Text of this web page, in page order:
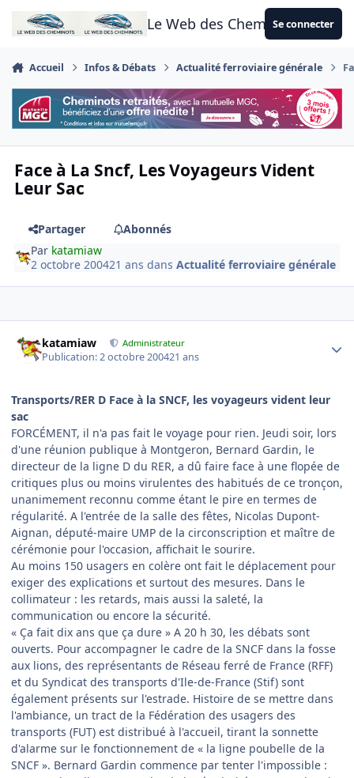
Aller au contenu
Le Web des CheminotsSe connecter
Accueil Infos & Débats Actualité ferroviaire générale
Face à La Sncf, Les Voyageurs Vident
Leur Sac
Partager
Abonnés
Par katamiaw
2 octobre 200421 ans dansActualité ferroviaire générale
katamiaw Administrateur
Publication:2 octobre 200421 ans
Transports/RER D Face à la SNCF, les voyageurs vident leur
sac
FORCÉMENT, il n'a pas fait le voyage pour rien. Jeudi soir, lors
d'une réunion publique à Montgeron, Bernard Gardin, le
directeur de la ligne D du RER, a dû faire face à une flopée de
critiques plus ou moins virulentes des habitués de ce tronçon,
unanimement reconnu comme étant le pire en termes de
régularité. A l'entrée de la salle des fêtes, Nicolas Dupont-
Aignan, député-maire UMP de la circonscription et maître de
cérémonie pour l'occasion, affichait le sourire.
Au moins 150 usagers en colère ont fait le déplacement pour
exiger des explications et surtout des mesures. Dans le
collimateur : les retards, mais aussi la saleté, la
communication ou encore la sécurité.
« Ça fait dix ans que ça dure » A 20 h 30, les débats sont
ouverts. Pour accompagner le cadre de la SNCF dans la fosse
aux lions, des représentants de Réseau ferré de France (RFF)
et du Syndicat des transports d'Ile-de-France (Stif) sont
également présents sur l'estrade. Histoire de se mettre dans
l'ambiance, un tract de la Fédération des usagers des
transports (FUT) est distribué à l'accueil, tirant la sonnette
d'alarme sur le fonctionnement de « la ligne poubelle de la
SNCF ». Bernard Gardin commence par tenter l'impossible :